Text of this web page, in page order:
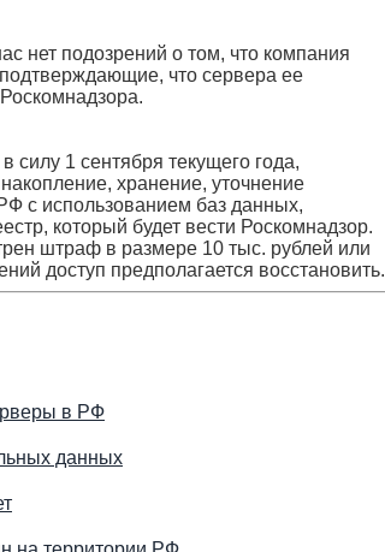
нет подозрений о том, что компания
что сервера ее
силу 1 сентября текущего года,
хранение, уточнение
с использованием баз данных,
который будет вести Роскомнадзор.
штраф в размере 10 тыс. рублей или
доступ предполагается восстановить.
в РФ
данных